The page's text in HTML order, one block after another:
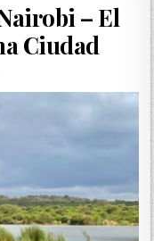
– El
Ciudad